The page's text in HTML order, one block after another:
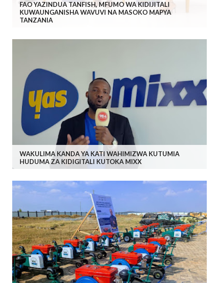
FAO YAZINDUA TANFISH, MFUMO WA KIDIJITALI
KUWAUNGANISHA WAVUVI NA MASOKO MAPYA
TANZANIA
WAKULIMA KANDA YA KATI WAHIMIZWA KUTUMIA
HUDUMA ZA KIDIGITALI KUTOKA MIXX